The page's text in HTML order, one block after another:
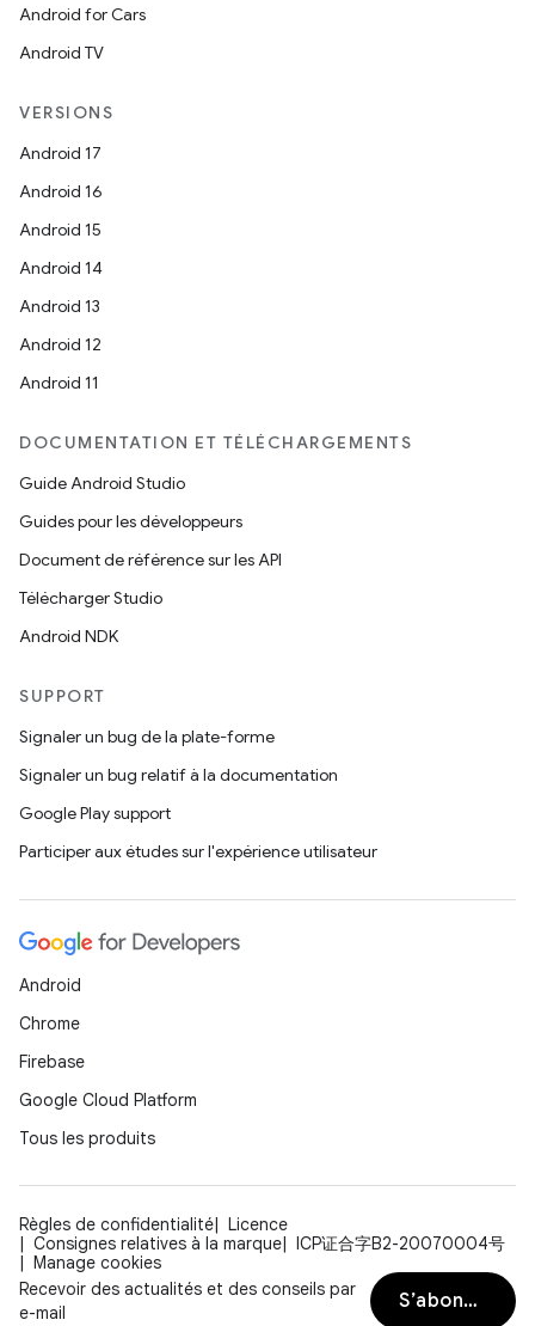
Android for Cars
Android TV
VERSIONS
Android 17
Android 16
Android 15
Android 14
Android 13
Android 12
Android 11
DOCUMENTATION ET TÉLÉCHARGEMENTS
Guide Android Studio
Guides pour les développeurs
Document de référence sur les API
Télécharger Studio
Android NDK
SUPPORT
Signaler un bug de la plate-forme
Signaler un bug relatif à la documentation
Google Play support
Participer aux études sur l'expérience utilisateur
Android
Chrome
Firebase
Google Cloud Platform
Tous les produits
Règles de confidentialité
Licence
Consignes relatives à la marque
ICP证合字B2-20070004号
Manage cookies
Recevoir des actualités et des conseils par
e-mail
S’abonner